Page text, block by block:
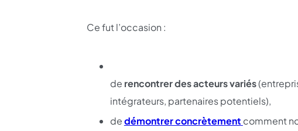
Ce fut l’occasion :
de rencontrer des acteurs variés
intégrateurs, partenaires potentiels),
dedémontrer concrètement comment